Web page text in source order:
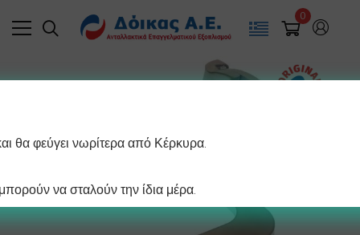
0
θα φεύγει νωρίτερα από Κέρκυρα.
να σταλούν την ίδια μέρα.